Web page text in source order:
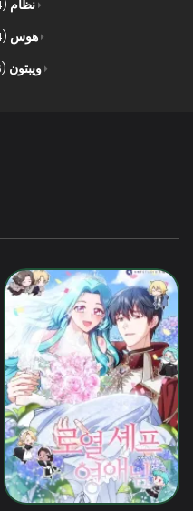
نظام (4)
هوس (4)
ويبتون (6)